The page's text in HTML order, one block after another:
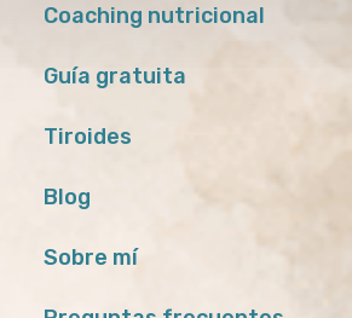
Coaching nutricional
Guía gratuita
Tiroides
Blog
Sobre mí